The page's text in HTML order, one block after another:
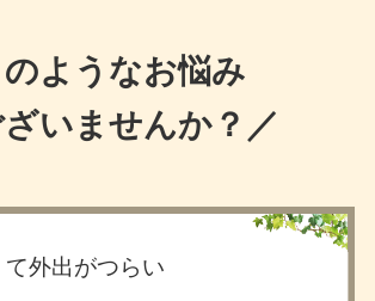
のようなお悩み
いませんか？／
て外出がつらい